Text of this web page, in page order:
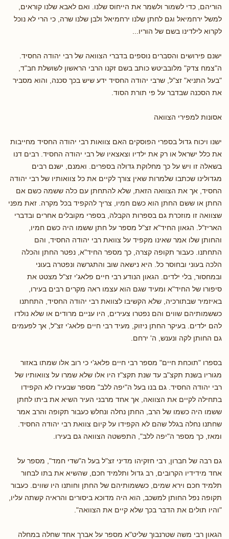
הוריהם, כדי לשמור ולשמר את הייחוס שלנו. ואם לאבא שלנו קוראים,
למשל ירחמיאל וגם לחתן שלנו ירחמיאל ולבן שלנו שרה, כי הרי לא נוכל
לקרוא לילדינו בשם של הוריו...
ישנם פירושים והסברים נוספים בדברי הצוואה של רבי יהודה החסיד.
ה"צמח צדק" מלובביטש כותב בשם זקנו הרבי הראשון לשושלת חב"ד,
"בעל התניא" זצ"ל, שרבי יהודה החסיד ידע שיש בכך סכנה, והוא מסביר
את הסכנה שבדבר על פי תורת הסוד.
אסונות למפירי הצוואה
ישנו ויכוח גדול בספרי הפוסקים האם צוואות רבי יהודה החסיד מחייבות
את כלל ישראל או רק את ילדיו וצאצאיו של רבי יהודה החסיד. רבים דנו
בשאלה זו ויש על כך מחלוקת גדולה בספרים. ואמנם, ישנם רבים
מגדולינו שכתבו שלמרות שאין צורך לקיים את כל צוואותיו של רבי יהודה
החסיד, אך את הצוואה הזאת, שלא להתחתן עם כלה ששמה כשם אם
החתן או ששם החתן הוא כשם חמיו, צריך להקפיד בכל מקרה. זאת מפני
שצוואה זו מוזכרת גם בספרות הקבלה, בספרי מקובלים אחרים ובדברי
האריז"ל. הגאון החיד"א זצ"ל מספר על חתן ששמו היה כשם חמיו,
והחותן שלו אמר שאינו מקפיד על צוואת רבי יהודה החסיד, והם
התחתנו. כעבור תקופה קצרה, כך מספר החיד"א, נפטר החתן והכלה
הלכה בעוני ובחוסר כל. היא נישאה שוב והתגרשה ונפטרה בעוני
ובמחסור, בלי ילדים. הגאון הנודע רבי חיים פלאג'י זצ"ל מצטט את
סיפורו של החיד"א ומעיד שגם הוא עצמו ראה מקרים רבים בעירו,
באיזמיר שבתורכיה, שלא הקשיבו לצוואת רבי יהודה החסיד, התחתנו
כששמותיהם שווים והם נפטרו צעירים, היו עניים מרודים או שלא נולדו
להם ילדים. בעיקר החתן ניזוק, מעיד רבי חיים פלאג'י זצ"ל, אך לפעמים
גם החותן לקה ונענש, ה' ירחם.
בספרו "תוכחת חיים" מספר רבי חיים פלאג'י כי רוב אלו שמתו באזור
מגוריו בשנת תקצ"ב עד שנת תקצ"ז היו אלו שלא שמרו על צוואותיו של
רבי יהודה החסיד. גם בנו בעל ה"יפה ללב" מספר שבעירו לא הקפידו
בתחילה לקיים את הצוואה, אך אחד מרבני העיר השיא את ביתו לחתן
ששמו היה כשמו של הרב, החתן נחלה ונחלש כעבור תקופה והרב אמר
שחתנו נחלה בגלל שהם לא הקפידו על קיום צוואת רבי יהודה החסיד.
ומאז, כך מספר ה"יפה ללב", התפשטה הצוואה גם בעירו.
גם רבה של חברון, רבי חזקיהו מדיני זצ"ל בעל ה"שדי חמד", מספר על
אחד מידידיו הקרובים, רב גדול ותלמיד חכם, שהשיא את בתו לבחור
תלמיד חכם וירא שמים, כששמותיהם של החתן וחותנו היו שווים. כעבור
תקופה נפל החותן למשכב, הוא היה מדוכא ביסורים והראיה קשתה עליו,
"והיו תולים את הדבר בכך שלא קיים את הצוואה".
הגאון רבי משה שטרנבוך שליט"א מספר על אברך אחד שחלה במחלה